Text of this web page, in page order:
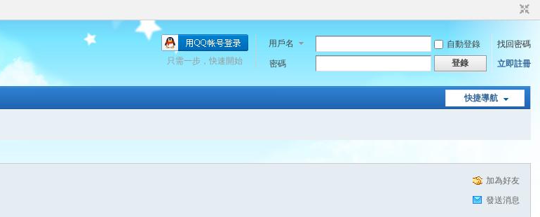
用戶名 自動登錄
找回密碼
密碼
登錄 立即註冊
只需一步，快速開始
快捷導航
加為好友
發送消息